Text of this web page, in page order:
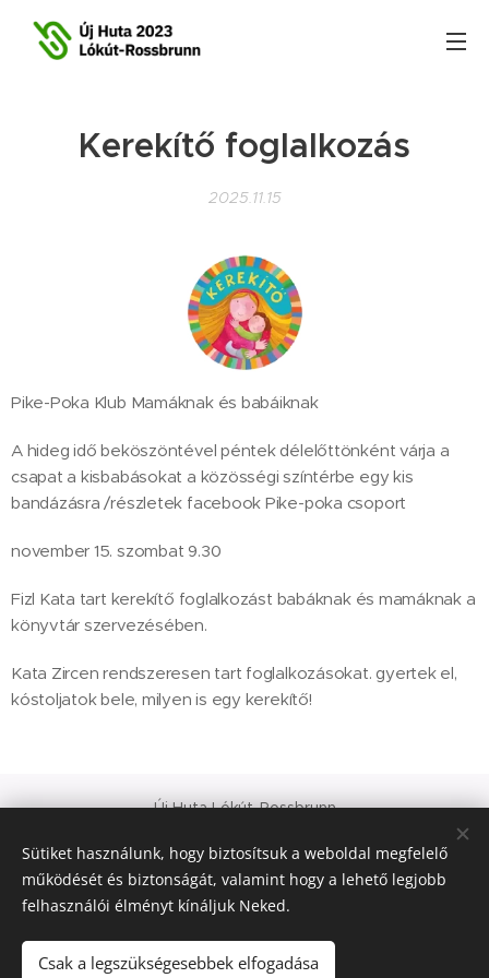
Kerekítő foglalkozás
2025.11.15
Pike-Poka Klub Mamáknak és babáiknak
A hideg idő beköszöntével péntek délelőttönként várja a
csapat a kisbabásokat a közösségi színtérbe egy kis
bandázásra /részletek facebook Pike-poka csoport
november 15. szombat 9.30
Fizl Kata tart kerekítő foglalkozást babáknak és mamáknak a
könyvtár szervezésében.
Kata Zircen rendszeresen tart foglalkozásokat. gyertek el,
kóstoljatok bele, milyen is egy kerekítő!
Új Huta Lókút-Rossbrunn
Európa Kultúrális Fővárosa
PAJTA PROJEKT
© 2021 Minden jog fenntartva
Sütiket használunk, hogy biztosítsuk a weboldal megfelelő
működését és biztonságát, valamint hogy a lehető legjobb
felhasználói élményt kínáljuk Neked.
Csak a legszükségesebbek elfogadása